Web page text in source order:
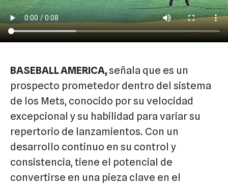
BASEBALL AMERICA,señala que es un
prospecto prometedor dentro del sistema
de los Mets, conocido por su velocidad
excepcional y su habilidad para variar su
repertorio de lanzamientos. Con un
desarrollo continuo en su control y
consistencia, tiene el potencial de
convertirse en una pieza clave en el